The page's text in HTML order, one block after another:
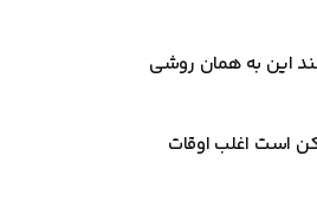
این به همان روشی
است اغلب اوقات